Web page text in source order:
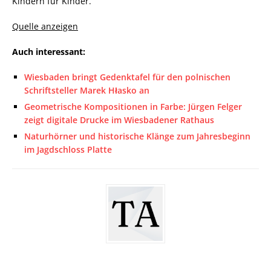
Quelle anzeigen
Auch interessant:
Wiesbaden bringt Gedenktafel für den polnischen
Schriftsteller Marek Hłasko an
Geometrische Kompositionen in Farbe: Jürgen Felger
zeigt digitale Drucke im Wiesbadener Rathaus
Naturhörner und historische Klänge zum Jahresbeginn
im Jagdschloss Platte